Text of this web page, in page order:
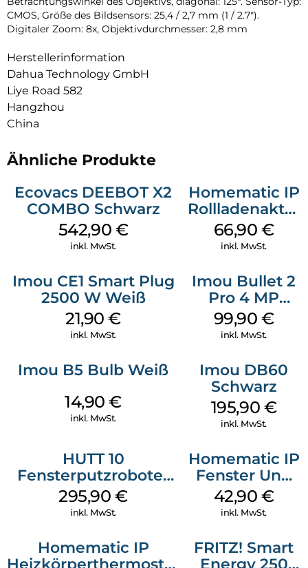
CMOS, Größe des Bildsensors: 25,4 / 2,7 mm (1 / 2.7″).
Digitaler Zoom: 8x, Objektivdurchmesser: 2,8 mm
Herstellerinformation
Dahua Technology GmbH
Liye Road 582
Hangzhou
China
Ähnliche Produkte
Ecovacs DEEBOT X2
COMBO Schwarz
542,90 €
inkl. MwSt.
Homematic IP
Rollladenaktor
Unterputz
Weiß
66,90 €
inkl. MwSt.
Imou CE1 Smart Plug
2500 W Weiß
21,90€
inkl. MwSt.
Imou Bullet 2
Pro 4 MP
Weiß
99,90 €
inkl. MwSt.
Imou B5 Bulb Weiß
14,90€
inkl. MwSt.
Imou DB60
Schwarz
195,90 €
inkl. MwSt.
HUTT 10
Fensterputzroboter
Weiß
295,90€
inkl. MwSt.
Homematic IP
Fenster Und
Türkontakt
Optisch Weiß
42,90 €
inkl. MwSt.
Homematic IP
Heizkörperthermostat
FRITZ! Smart
Energy 250